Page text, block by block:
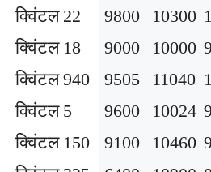
क्विंटल 22 9800 10300
क्विंटल 18 9000 10000
क्विंटल 940 9505 11040
क्विंटल 5 9600 10024
क्विंटल 150 9100 10460